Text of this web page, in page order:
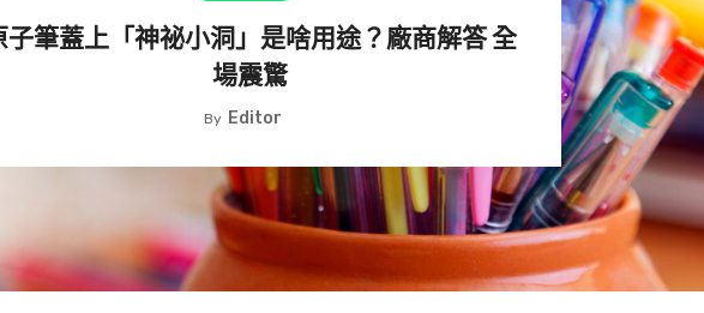
子筆蓋上「神祕小洞」是啥用途？廠商解答 全
場震驚
By Editor